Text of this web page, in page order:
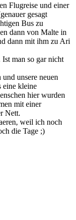
Flugreise und einer
gesagt
Bus zu
dann von Malte in
dann mit ihm zu Ari
man so gar nicht
unsere neuen
eine kleine
hier wurden
mit einer
Nett.
weil ich noch
die Tage ;)